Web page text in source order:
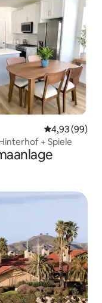
4,93 (99)
+ Spiele